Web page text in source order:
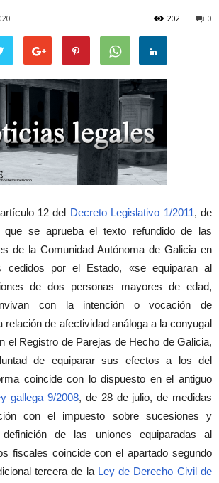
0
202
12 del Decreto Legislativo 1/2011, de
se aprueba el texto refundido de las
de la Comunidad Autónoma de Galicia en
cedidos por el Estado, «se equiparan al
de dos personas mayores de edad,
con la intención o vocación de
relación de afectividad análoga a la conyugal
el Registro de Parejas de Hecho de Galicia,
de equiparar sus efectos a los del
coincide con lo dispuesto en el antiguo
gallega 9/2008, de 28 de julio, de medidas
con el impuesto sobre sucesiones y
de las uniones equiparadas al
fiscales coincide con el apartado segundo
tercera de la Ley de Derecho Civil de